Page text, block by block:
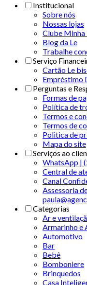
Institucional
Sobre nós
Nossas lojas
Clube Minha
Blog da Le
Trabalhe
Serviço
Cartão Le
Empréstimo
Perguntas e
Formas de
Política de
Termos e
Termos de
Politica de
Mapa do site
Serviços ao
WhatsApp |
Central de
Canal
Assessoria
Categorias
Ar e
Armarinho e
Automotivo
Bar
Bebê
Bomboniere
Brinquedos
Casa